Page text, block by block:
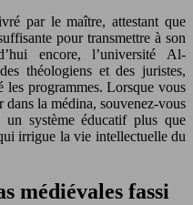
par le maître, attestant que
pour transmettre à son
encore, l’université Al-
théologiens et des juristes,
les programmes. Lorsque vous
dans la médina, souvenez-vous
un système éducatif plus que
irrigue la vie intellectuelle du
médiévales fassi